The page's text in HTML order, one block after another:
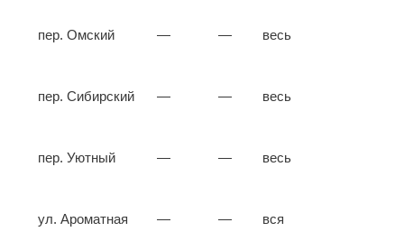
пер. Омский — — весь
пер. Сибирский — — весь
пер. Уютный — — весь
ул. Ароматная — — вся